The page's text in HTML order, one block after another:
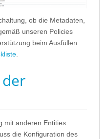
ob die Metadaten,
unseren Policies
beim Ausfüllen
mit anderen Entities
die Konfiguration des